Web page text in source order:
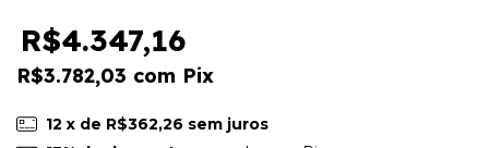
R$4.347,16
R$3.782,03 com Pix
12 x de R$362,26 sem juros